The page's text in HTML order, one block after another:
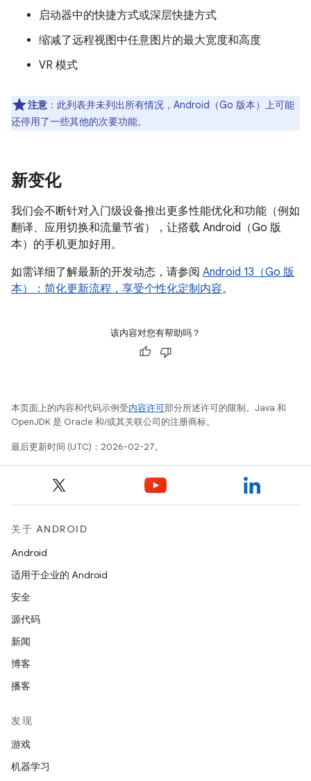
启动器中的快捷方式或深层快捷方式
缩减了远程视图中任意图片的最大宽度和高度
VR 模式
注意 ：此列表并未列出所有情况，Android（Go 版本）上可能
还停用了一些其他的次要功能。
新变化
我们会不断针对入门级设备推出更多性能优化和功能（例如
翻译、应用切换和流量节省），让搭载 Android（Go 版
本）的手机更加好用。
如需详细了解最新的开发动态，请参阅 Android 13（Go 版
本）：简化更新流程，享受个性化定制内容。
该内容对您有帮助吗？
本页面上的内容和代码示例受内容许可部分所述许可的限制。Java 和
OpenJDK 是 Oracle 和/或其关联公司的注册商标。
最后更新时间 (UTC)：2026-02-27。
关于 ANDROID
Android
适用于企业的 Android
安全
源代码
新闻
博客
播客
发现
游戏
机器学习